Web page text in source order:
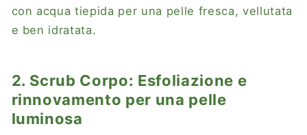
con acqua tiepida per una pelle fresca, vellutata
e ben idratata.
2. Scrub Corpo: Esfoliazione e
rinnovamento per una pelle
luminosa